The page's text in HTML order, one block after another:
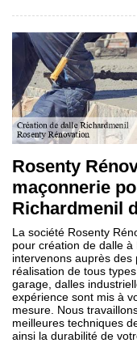
Rosenty
maçonnerie
Richardmenil
La société Rosenty
pour création de dalle
intervenons auprès des
réalisation de tous
garage, dalles
expérience sont mis à
mesure. Nous
meilleures techniques
ainsi la durabilité de